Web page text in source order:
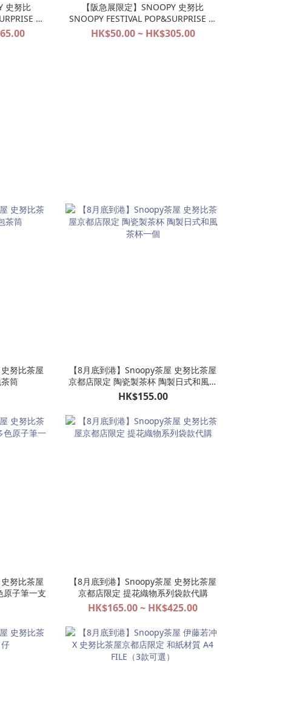
史努比
大
【阪急展限定】SNOOPY 史努比
SNOOPY FESTIVAL POP&SURPRISE 大
阪限定系列代購
HK$50.00 ~ HK$305.00
努比茶屋
筒
【8月底到港】Snoopy茶屋 史努比茶屋
京都店限定 陶瓷製茶杯 陶製日式和風茶
杯一個
HK$155.00
努比茶屋
原子筆一支
【8月底到港】Snoopy茶屋 史努比茶屋
京都店限定 提花織物系列袋款代購
HK$165.00 ~ HK$425.00